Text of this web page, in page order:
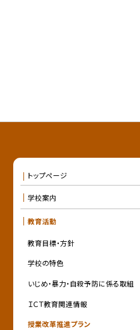
トップページ
学校案内
教育活動
教育目標・方針
学校の特色
いじめ・暴力・自殺予防に係る取組
ＩＣＴ教育関連情報
授業改革推進プラン